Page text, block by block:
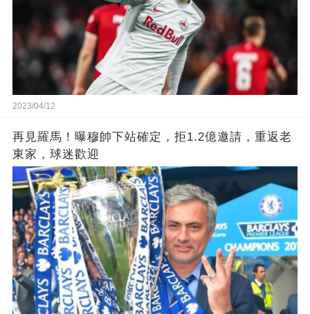
2023/04/12
再見羅馬！曝穆帥下站確定，拒1.2億邀請，重返老
東家，球迷歡迎